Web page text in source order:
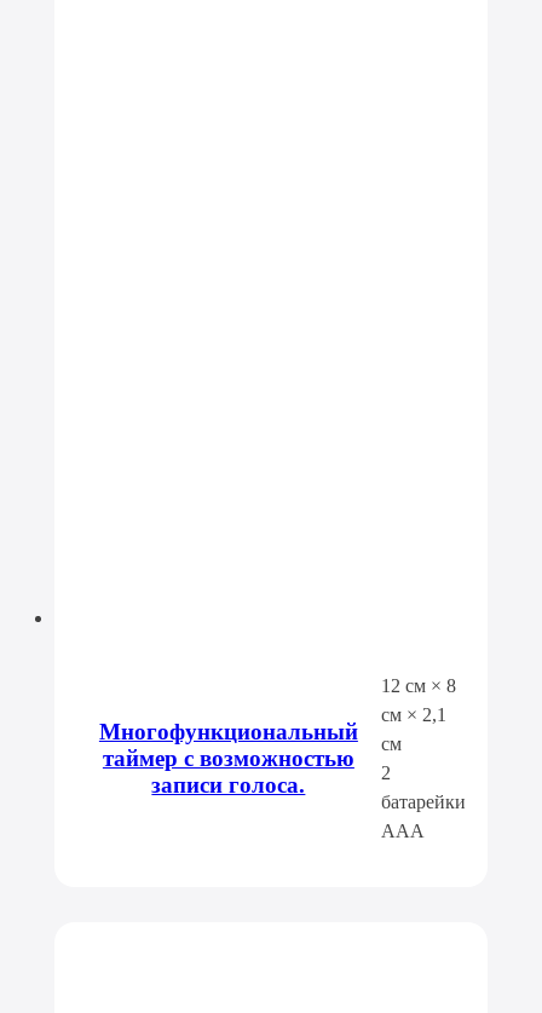
Многофункциональный
таймер с возможностью
записи голоса.
12 см × 8
см × 2,1
см
2
батарейки
AAA